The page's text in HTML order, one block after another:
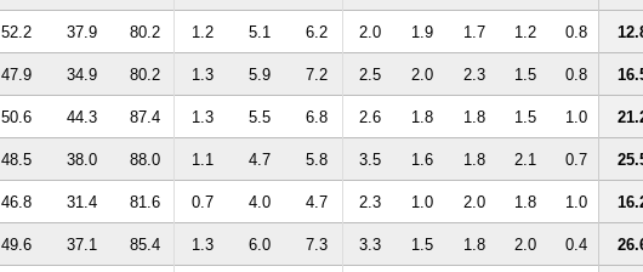
52.2 37.9 80.2 1.2 5.1 6.2 2.0 1.9 1.7 1.2 0.8
47.9 34.9 80.2 1.3 5.9 7.2 2.5 2.0 2.3 1.5 0.8
50.6 44.3 87.4 1.3 5.5 6.8 2.6 1.8 1.8 1.5 1.0
48.5 38.0 88.0 1.1 4.7 5.8 3.5 1.6 1.8 2.1 0.7
46.8 31.4 81.6 0.7 4.0 4.7 2.3 1.0 2.0 1.8 1.0
49.6 37.1 85.4 1.3 6.0 7.3 3.3 1.5 1.8 2.0 0.4